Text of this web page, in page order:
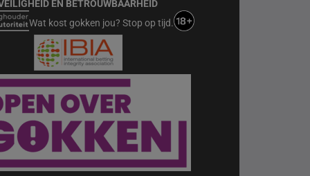
EN BETROUWBAARHEID
Wat kost gokken jou? Stop op tijd.